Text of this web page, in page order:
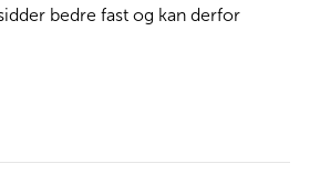
bedre fast og kan derfor